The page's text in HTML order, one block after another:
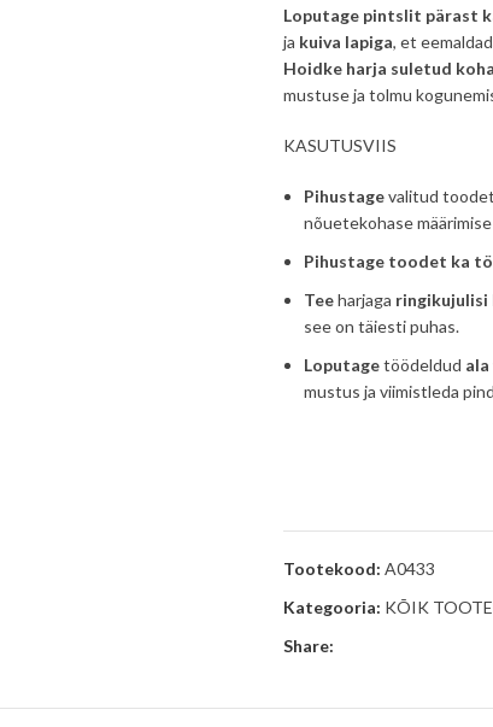
Loputage pintslit pärast
ja kuiva lapiga, et
Hoidke harja suletud
mustuse ja tolmu
KASUTUSVIIS
Pihustagevalitud
nõuetekohase
Pihustage toodet ka
Teeharjaga ringikujulisi
see on täiesti puhas.
Loputagetöödeldud ala
mustus ja viimistleda
Tootekood: A0433
Kategooria: KÕIK
Share: